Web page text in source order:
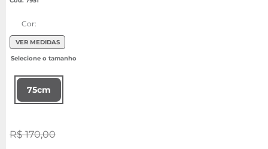
Cor:
VER MEDIDAS
75cm
R$ 170,00